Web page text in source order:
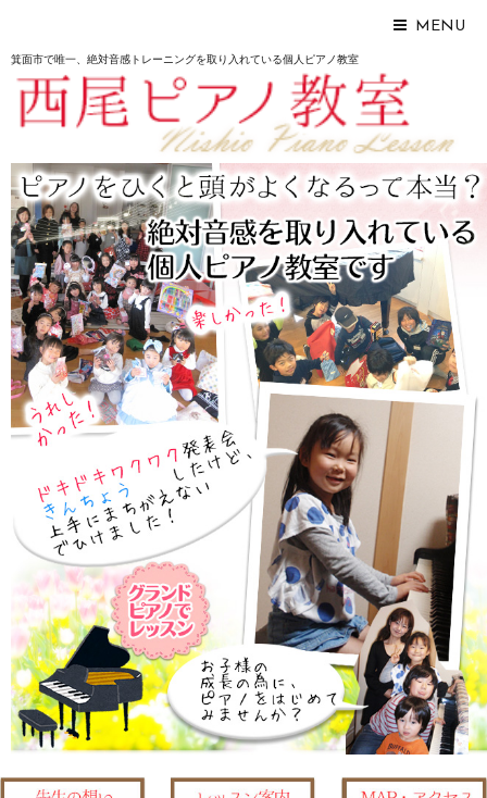
MENU
箕面市で唯一、絶対音感トレーニングを取り入れている個人ピアノ教室